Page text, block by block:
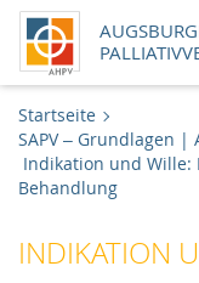
Aktuelles
SAPV -
SAPV -
Startseite
SAPV – Grundlagen
Indikation und Wille:
Behandlung
INDIKATION